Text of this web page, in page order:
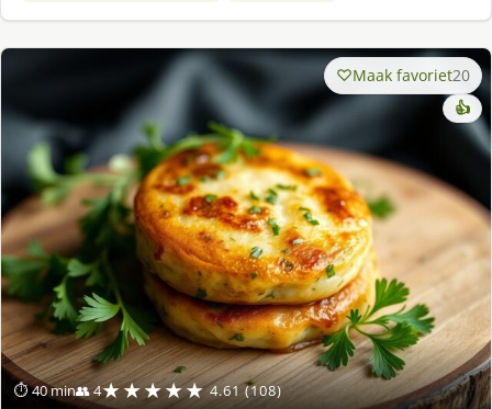
⏱ 40 min👥 4★★★★★ 4.61 (108)
Maak favoriet20
👍